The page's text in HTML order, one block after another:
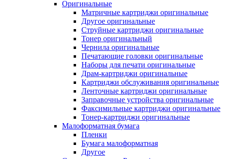
Оригинальные
Матричные картриджи оригинальные
Другое оригинальные
Струйные картриджи оригинальные
Тонер оригинальный
Чернила оригинальные
Печатающие головки оригинальные
Наборы для печати оригинальные
Драм-картриджи оригинальные
Картриджи обслуживания оригинальные
Ленточные картриджи оригинальные
Заправочные устройства оригинальные
Факсимильные картриджи оригинальные
Тонер-картриджи оригинальные
Малоформатная бумага
Пленки
Бумага малоформатная
Другое